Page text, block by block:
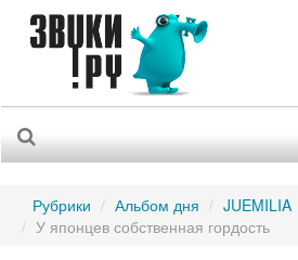
Рубрики Альбом дня
JUEMILIA
У японцев собственная гордость